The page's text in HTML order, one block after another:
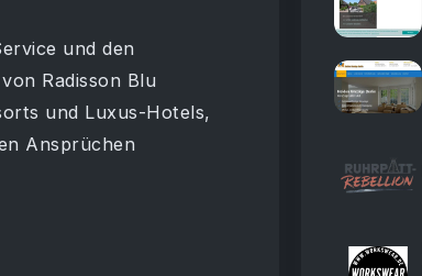
und den
Radisson Blu
und Luxus-Hotels,
Ansprüchen